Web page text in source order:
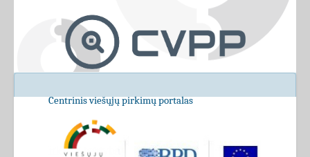
Centrinis viešųjų pirkimų portalas